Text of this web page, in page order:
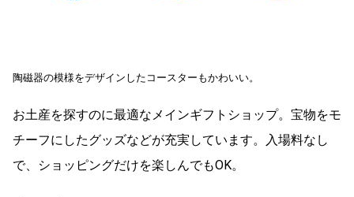
陶磁器の模様をデザインしたコースターもかわいい。
お土産を探すのに最適なメインギフトショップ。宝物をモ
チーフにしたグッズなどが充実しています。入場料なし
で、ショッピングだけを楽しんでもOK。